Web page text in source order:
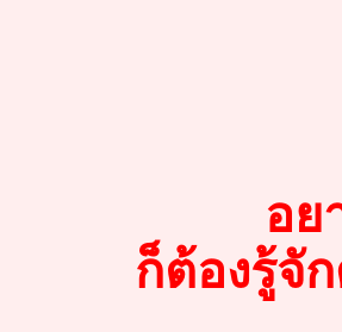
อย
ก็ต้องรู้จั